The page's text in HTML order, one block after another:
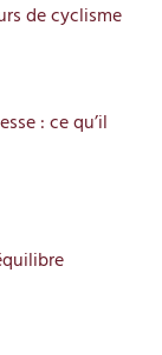
de cyclisme
: ce qu’il